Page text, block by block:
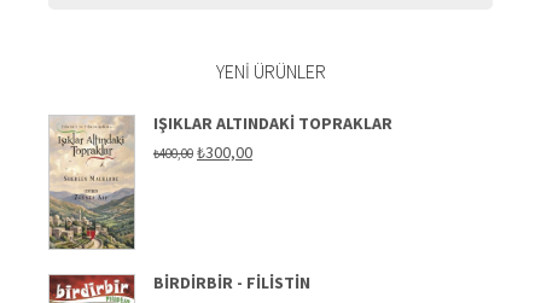
YENI ÜRÜNLER
IŞIKLAR ALTINDAKI TOPRAKLAR
₺400,00 Orijinal
₺300,00Şu
BIRDIRBIR - FILISTIN